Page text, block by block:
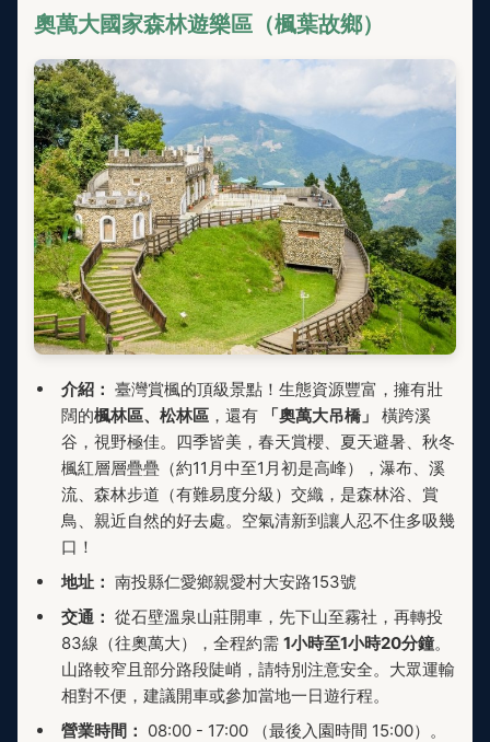
奧萬大國家森林遊樂區（楓葉故鄉）
介紹： 臺灣賞楓的頂級景點！生態資源豐富，擁有壯
闊的楓林區、松林區 ，還有 「奧萬大吊橋」
橫跨溪
谷，視野極佳。四季皆美，春天賞櫻、夏天避暑、秋冬
楓紅層層疊疊（約11月中至1月初是高峰），瀑布、溪
流、森林步道（有難易度分級）交織，是森林浴、賞
鳥、親近自然的好去處。空氣清新到讓人忍不住多吸幾
口！
地址： 南投縣仁愛鄉親愛村大安路153號
交通： 從石壁溫泉山莊開車，先下山至霧社，再轉投
83線（往奧萬大），全程約需 1小時至1小時20分鐘。
山路較窄且部分路段陡峭，請特別注意安全。大眾運輸
相對不便，建議開車或參加當地一日遊行程。
營業時間： 08:00 - 17:00 （最後入園時間 15:00）。